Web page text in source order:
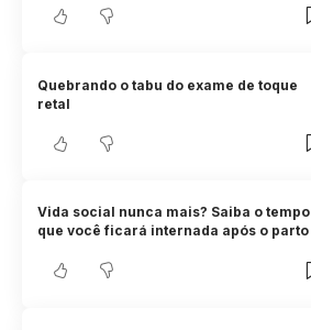
Quebrando o tabu do exame de toque
retal
Vida social nunca mais? Saiba o tempo
que você ficará internada após o parto